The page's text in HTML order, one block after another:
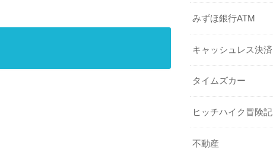
みずほ銀行ATM
キャッシュレス決済
タイムズカー
ヒッチハイク冒険記
不動産